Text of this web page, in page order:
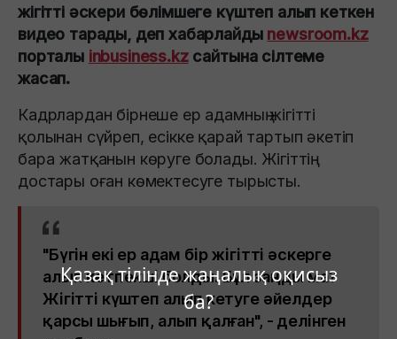
Қазақ тілінде жаңалық оқисыз
ба?
жігітті әскери бөлімшеге күштеп алып кеткен
видео тарады, деп хабарлайды newsroom.kz
порталы inbusiness.kzсайтына сілтеме
жасап.
Кадрлардан бірнеше ер адамның жігітті
қолынан сүйреп, есікке қарай тартып әкетіп
бара жатқанын көруге болады. Жігіттің
достары оған көмектесуге тырысты.
"Бүгін екі ер адам бір жігітті әскерге
алып кетпекші болды. Бұл заңды ма?
Жігітті күштеп алып кетуге әйелдер
қарсы шығып, алып қалған", - делінген